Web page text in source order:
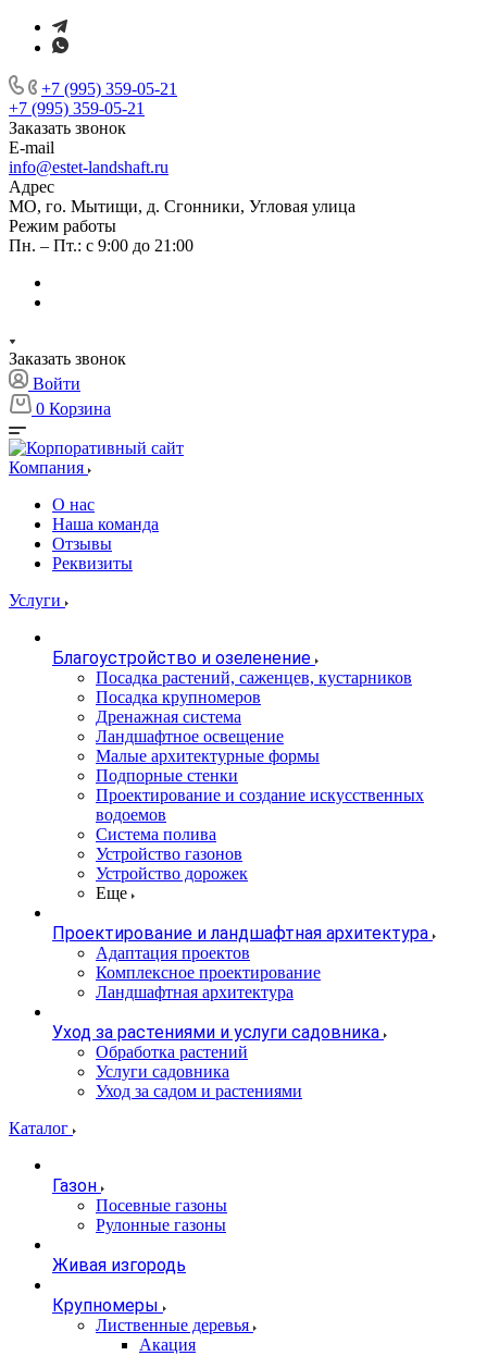
+7 (995) 359-05-21
+7 (995) 359-05-21
Заказать звонок
E-mail
info@estet-landshaft.ru
Адрес
МО, го. Мытищи, д. Сгонники, Угловая улица
Режим работы
Пн. – Пт.: с 9:00 до 21:00
Заказать звонок
Войти
0 Корзина
Компания
О нас
Наша команда
Отзывы
Реквизиты
Услуги
Благоустройство и озеленение
Посадка растений, саженцев, кустарников
Посадка крупномеров
Дренажная система
Ландшафтное освещение
Малые архитектурные формы
Подпорные стенки
Проектирование и создание искусственных
водоемов
Система полива
Устройство газонов
Устройство дорожек
Еще
Проектирование и ландшафтная архитектура
Адаптация проектов
Комплексное проектирование
Ландшафтная архитектура
Уход за растениями и услуги садовника
Обработка растений
Услуги садовника
Уход за садом и растениями
Каталог
Газон
Посевные газоны
Рулонные газоны
Живая изгородь
Крупномеры
Лиственные деревья
Акация